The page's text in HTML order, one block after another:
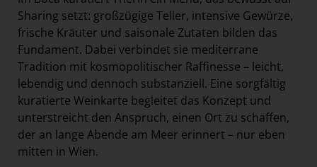
Sharing setzt: großzügige Teller, intensive Gewürze,
frische Kräuter und saisonale Zutaten bilden das
Fundament. Dabei verbindet sie mediterrane
Tradition mit kosmopolitischer Raffinesse – leicht,
lebendig und dennoch substanziell. Eine sorgfältig
kuratierte Weinkarte begleitet das Konzept und
unterstreicht den Anspruch, einen Ort zu schaffen,
der an lange Abende am Meer erinnert – nur eben
mitten in Wien.